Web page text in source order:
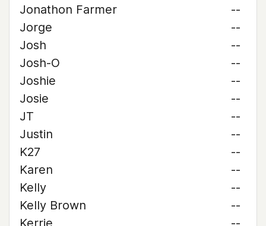
Jonathon Farmer
--
Jorge
--
Josh
--
Josh-O
--
Joshie
--
Josie
--
JT
--
Justin
--
K27
--
Karen
--
Kelly
--
Kelly Brown
--
Kerrie
--